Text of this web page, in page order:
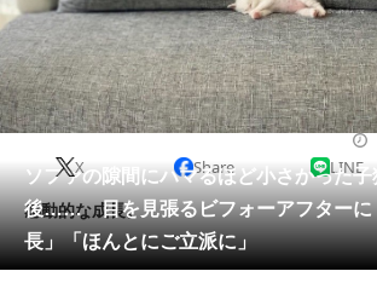
グルメ 地域
住まい 教育・育児
動物 リサーチ
会員記事
メディア
注目記事を集めた総合ページ
ソファの隙間にハマるほど小さかった子
後…… 目を見張るビフォーアフターに
長」「ほんとにご立派に」
X Share LINE
感動的な成長。